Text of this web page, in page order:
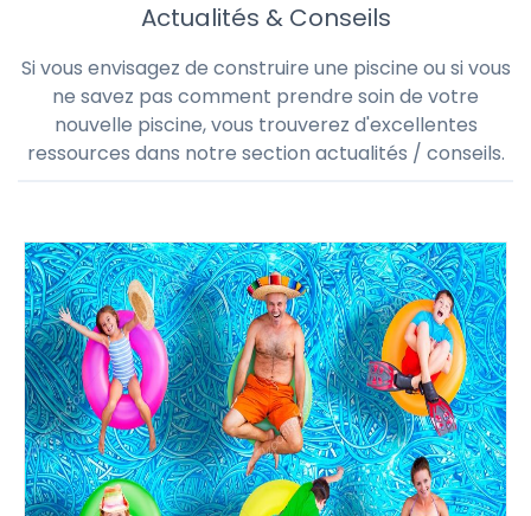
Actualités & Conseils
Si vous envisagez de construire une piscine ou si vous
ne savez pas comment prendre soin de votre
nouvelle piscine, vous trouverez d'excellentes
ressources dans notre section actualités / conseils.